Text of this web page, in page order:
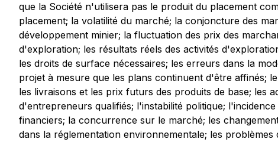
que la Société n'utilisera pas le produit du placement
placement; la volatilité du marché; la conjoncture des
développement minier; la fluctuation des prix des
d'exploration; les résultats réels des activités
les droits de surface nécessaires; les erreurs dans la
projet à mesure que les plans continuent d'être affinés;
les livraisons et les prix futurs des produits de base; les
d'entrepreneurs qualifiés; l'instabilité politique;
financiers; la concurrence sur le marché; les
dans la réglementation environnementale; les